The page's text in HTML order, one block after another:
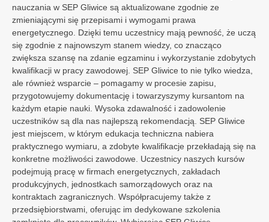
nauczania w SEP Gliwice są aktualizowane zgodnie ze
zmieniającymi się przepisami i wymogami prawa
energetycznego. Dzięki temu uczestnicy mają pewność, że uczą
się zgodnie z najnowszym stanem wiedzy, co znacząco
zwiększa szansę na zdanie egzaminu i wykorzystanie zdobytych
kwalifikacji w pracy zawodowej. SEP Gliwice to nie tylko wiedza,
ale również wsparcie – pomagamy w procesie zapisu,
przygotowujemy dokumentację i towarzyszymy kursantom na
każdym etapie nauki. Wysoka zdawalność i zadowolenie
uczestników są dla nas najlepszą rekomendacją. SEP Gliwice
jest miejscem, w którym edukacja techniczna nabiera
praktycznego wymiaru, a zdobyte kwalifikacje przekładają się na
konkretne możliwości zawodowe. Uczestnicy naszych kursów
podejmują pracę w firmach energetycznych, zakładach
produkcyjnych, jednostkach samorządowych oraz na
kontraktach zagranicznych. Współpracujemy także z
przedsiębiorstwami, oferując im dedykowane szkolenia
100%zdalnie CertyfikacjaURE Ważne wUE
Gwarancjazdania
Kursy z dodatkami
Kurs G1 elektryczny 399 zł
Pomiary elektryczne 699 zł
Umożliwia zdobycie uprawnień do wykonywania
elektrycznych pomiarów odbiorczych i okresowych
Instalacje fotowoltaiczne 699 zł
Umożliwia zdobycie uprawnień do wykonywania oraz
Wysokie napięcia 699 zł
Umożliwia zdobycie uprawnień do pracy przy instalacjach i
Bezpieczny prąd 399 zł
Daje dostęp do wiedzy o zasadach bezpiecznej pracy w
Kurs G2 cieplny 399 zł
Pomiary cieplne 699 zł
Umożliwia zdobycie uprawnień do wykonywania cieplnych
pomiarów odbiorczych i okresowych
Bezpieczne ciepło 399 zł
Daje dostęp do wiedzy o zasadach bezpiecznej pracy w
Kurs G3 gazowy 399 zł
Zgody i prywatność
Wybierz, jakie dane mogą być wykorzystywane
przez stronę w celu poprawnego działania,
analityki i personalizacji treści.
Podstawowe funkcje strony
Niezbędne dane wymagane do
poprawnego działania strony
internetowej.
Przechowywanie i odczytywanie
danych